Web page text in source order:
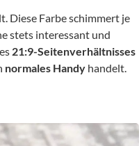
Diese Farbe schimmert je
stets interessant und
21:9-Seitenverhältnisses
normales Handy handelt.